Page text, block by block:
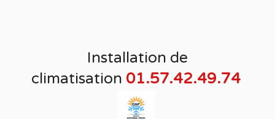
Installation de
climatisation 01.57.42.49.74